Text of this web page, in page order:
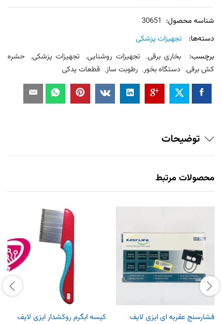
شناسه محصول: 30651
دسته‌ها:
تجهیزات پزشکی
برچسب:
بخاری برقی, تجهیزات روشنایی, تجهیزات پزشکی, حشره
کش برقی, دستگاه بخور, رطوبت ساز, قطعات یدکی
توضیحات
محصولات مرتبط
فشارسنج عقربه ای ایزی لایف
کیسه ابگرم روکشدار ایزی لایف